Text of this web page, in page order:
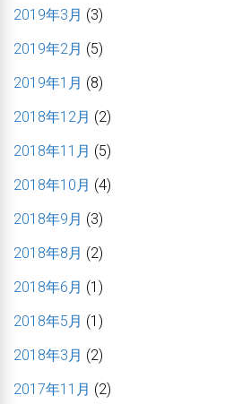
2019年3月 (3)
2019年2月 (5)
2019年1月 (8)
2018年12月 (2)
2018年11月 (5)
2018年10月 (4)
2018年9月 (3)
2018年8月 (2)
2018年6月 (1)
2018年5月 (1)
2018年3月 (2)
2017年11月 (2)